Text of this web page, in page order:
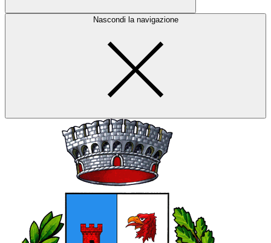
Nascondi la navigazione